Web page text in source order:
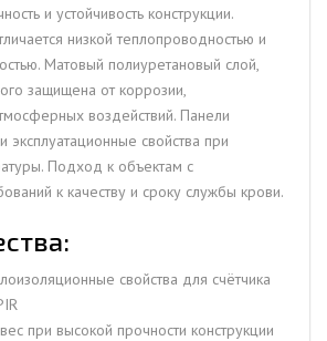
и устойчивость конструкции.
низкой теплопроводностью и
Матовый полиуретановый слой,
защищена от коррозии,
воздействий. Панели
свойства при
Подход к объектам с
к качеству и сроку службы крови.
свойства для счётчика
при высокой прочности конструкции